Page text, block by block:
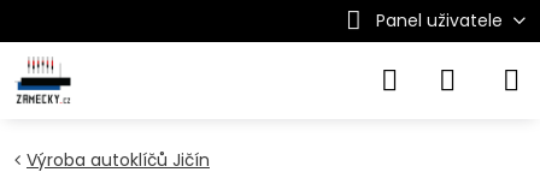
Panel uživatele
Výroba autoklíčů Jičín